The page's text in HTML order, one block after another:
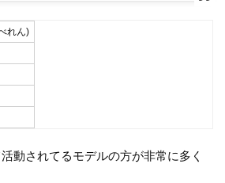
れん)
動されてるモデルの方が非常に多く